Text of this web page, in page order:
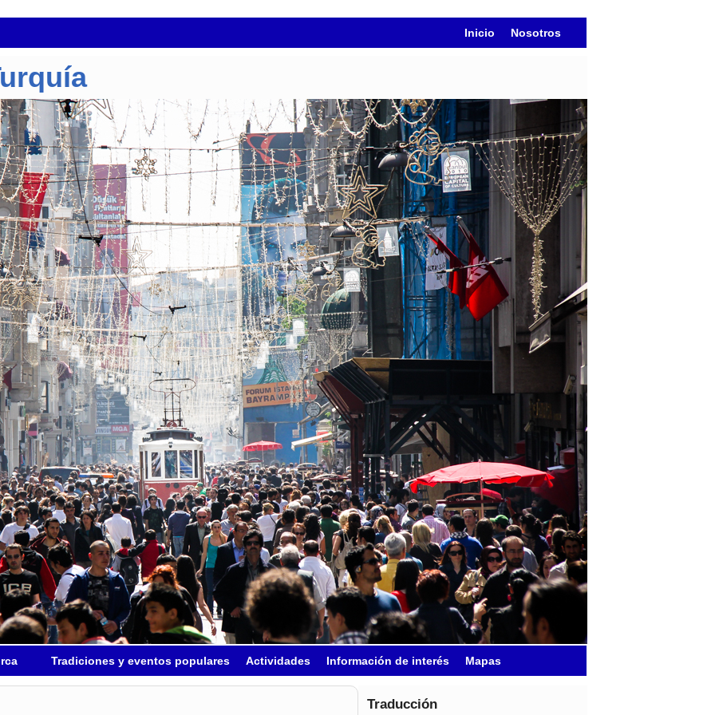
Inicio Nosotros
Tradiciones y eventos populares Actividades Información de interés Mapas
Traducción